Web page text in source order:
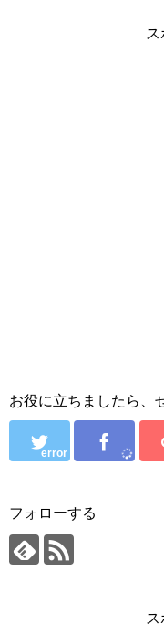
お役に立ちましたら、
error
フォローする